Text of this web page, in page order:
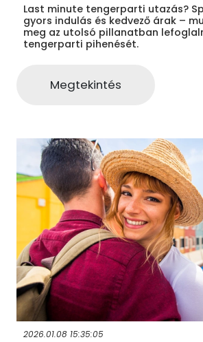
Last minute tengerparti utazás?
gyors indulás és kedvező árak –
meg az utolsó pillanatban
tengerparti pihenését.
Megtekintés
2026.01.08 15:35:05